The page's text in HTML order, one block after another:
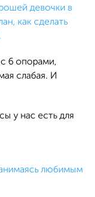
девочки в
как сделать
6 опорами,
слабая. И
у нас есть для
любимым